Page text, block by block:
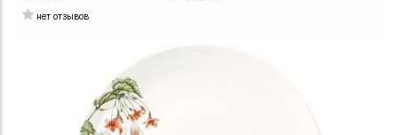
нет отзывов